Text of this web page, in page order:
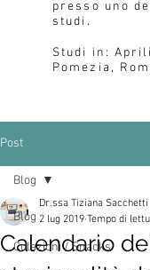
presso uno
studi.
Studi in:
Pomezia,
Post
Blog
Colazioni / Snacks
Blog
Calendario
Dr.ssa Tiziana Sacchetti
2 lug 2019 Tempo di